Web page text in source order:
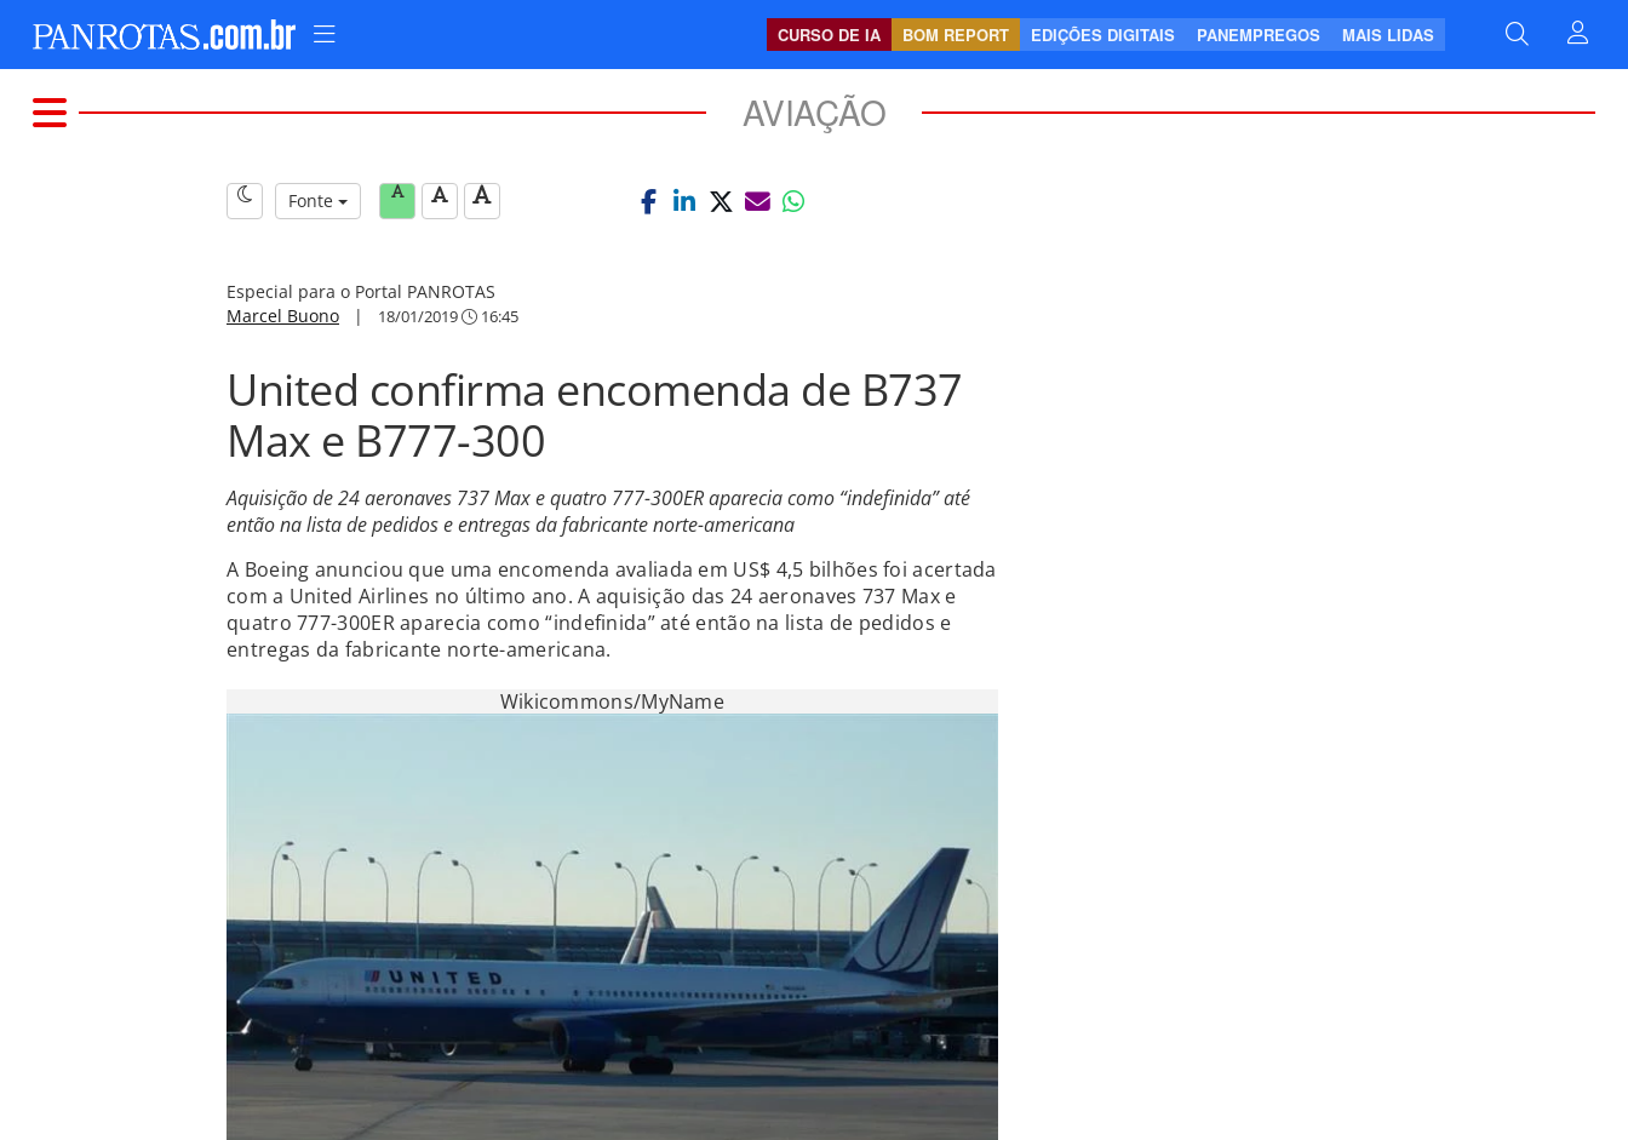
CURSO DE IA BOM REPORT EDIÇÕES DIGITAIS PANEMPREGOS MAIS LIDAS
AVIAÇÃO
Fonte
Especial para o Portal PANROTAS
Marcel Buono | 18/01/2019 16:45
United confirma encomenda de B737
Max e B777-300
Aquisição de 24 aeronaves 737 Max e quatro 777-300ER aparecia como “indefinida” até
então na lista de pedidos e entregas da fabricante norte-americana
A Boeing anunciou que uma encomenda avaliada em US$ 4,5 bilhões foi acertada
com a United Airlines no último ano. A aquisição das 24 aeronaves 737 Max e
quatro 777-300ER aparecia como “indefinida” até então na lista de pedidos e
entregas da fabricante norte-americana.
Wikicommons/MyName